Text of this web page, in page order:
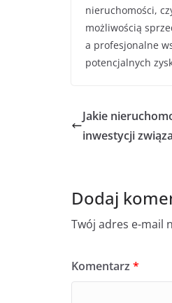
nieruchomości,
możliwością
a profesjonalne
potencjalnych
Jakie
inwestycji
Dodaj
Twój adres e-mail
Komentarz *